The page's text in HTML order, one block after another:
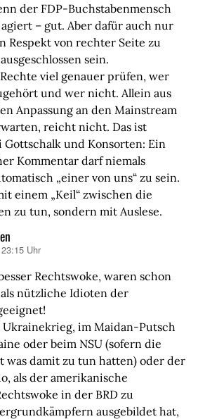
der FDP-Buchstabenmensch
agiert – gut. Aber dafür auch nur
Respekt von rechter Seite zu
sein.
viel genauer prüfen, wer
und wer nicht. Allein aus
Anpassung an den Mainstream
reicht nicht. Das ist
Gottschalk und Konsorten: Ein
Kommentar darf niemals
„einer von uns“ zu sein.
einem „Keil“ zwischen die
zu tun, sondern mit Auslese.
Uhr
Rechtswoke, waren schon
nützliche Idioten der
im Maidan-Putsch
oder beim NSU (sofern die
was damit zu tun hatten) oder der
als der amerikanische
in der BRD zu
ausgebildet hat,